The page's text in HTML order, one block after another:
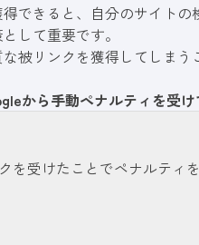
できると、自分のサイトの
して重要です。
被リンクを獲得してしまう
から手動ペナルティを受
を受けたことでペナルティ